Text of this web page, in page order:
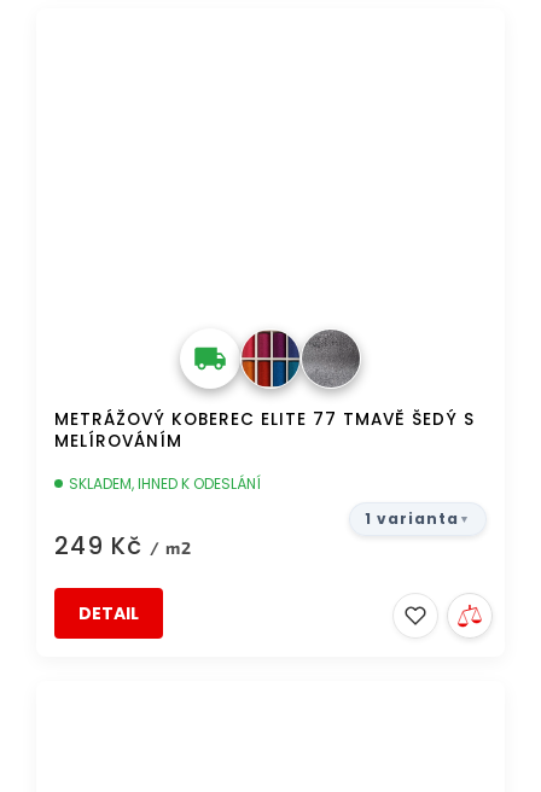
METRÁŽOVÝ KOBEREC ELITE 77 TMAVĚ ŠEDÝ S
MELÍROVÁNÍM
SKLADEM, IHNED K ODESLÁNÍ
249 Kč / m2
DETAIL
1 varianta